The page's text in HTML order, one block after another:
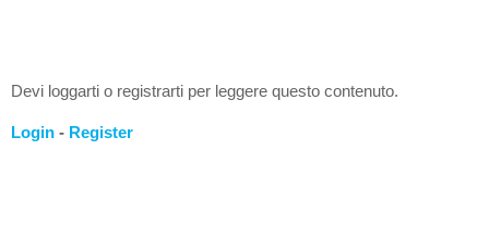
Devi loggarti o registrarti per leggere questo contenuto.
Login - Register